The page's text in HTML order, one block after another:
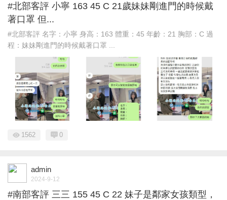
#北部客評 小寧 163 45 C 21歲妹妹剛進門的時候戴
著口罩 但...
#北部客評 名字：小寧 身高：163 體重：45 年齡：21 胸部：C 過
程：妹妹剛進門的時候戴著口罩 ...
1562 0
admin
2024-9-12
#南部客評 三三 155 45 C 22 妹子是鄰家女孩類型，